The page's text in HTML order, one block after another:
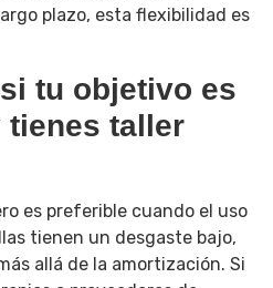
plazo, esta flexibilidad es
tu objetivo es
tienes taller
es preferible cuando el uso
tienen un desgaste bajo,
allá de la amortización. Si